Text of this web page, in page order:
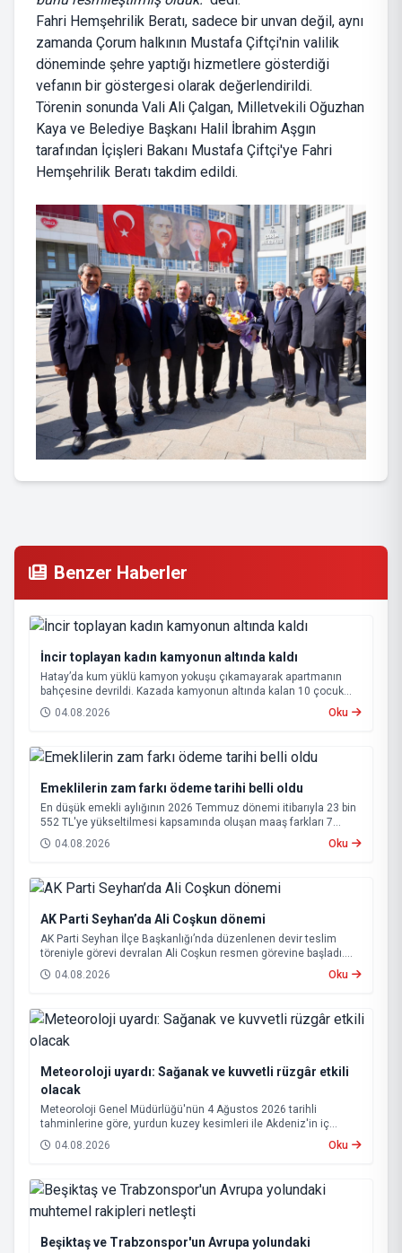
Fahri Hemşehrilik Beratı, sadece bir unvan değil, aynı
zamanda Çorum halkının Mustafa Çiftçi'nin valilik
döneminde şehre yaptığı hizmetlere gösterdiği
vefanın bir göstergesi olarak değerlendirildi.
Törenin sonunda Vali Ali Çalgan, Milletvekili Oğuzhan
Kaya ve Belediye Başkanı Halil İbrahim Aşgın
tarafından İçişleri Bakanı Mustafa Çiftçi'ye Fahri
Hemşehrilik Beratı takdim edildi.
Benzer Haberler
İncir toplayan kadın kamyonun altında kaldı
Hatay’da kum yüklü kamyon yokuşu çıkamayarak apartmanın
bahçesine devrildi. Kazada kamyonun altında kalan 10 çocuk
annesi 65 yaşındaki kadın hayatını kaybetti.
04.08.2026 Oku
Emeklilerin zam farkı ödeme tarihi belli oldu
En düşük emekli aylığının 2026 Temmuz dönemi itibarıyla 23 bin
552 TL'ye yükseltilmesi kapsamında oluşan maaş farkları 7
Ağustos 2026 tarihinde hesaplara yatırılacak.
04.08.2026 Oku
AK Parti Seyhan’da Ali Coşkun dönemi
AK Parti Seyhan İlçe Başkanlığı’nda düzenlenen devir teslim
töreniyle görevi devralan Ali Coşkun resmen görevine başladı.
Hizmet vurgusu yapan Coşkun, “AK Partili olmak, bu ülkenin her
metrekaresine sevdalı olmaktır” dedi.
04.08.2026 Oku
Meteoroloji uyardı: Sağanak ve kuvvetli rüzgâr etkili
olacak
Meteoroloji Genel Müdürlüğü'nün 4 Ağustos 2026 tarihli
tahminlerine göre, yurdun kuzey kesimleri ile Akdeniz'in iç
bölgelerinde yer yer sağanak ve gök gürültülü sağanak yağış
bekleniyor.
04.08.2026 Oku
Beşiktaş ve Trabzonspor'un Avrupa yolundaki